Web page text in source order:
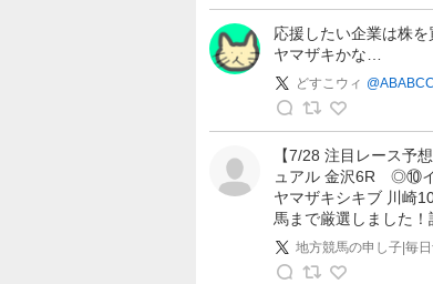
投
稿
の
投
稿
の
投
稿
ゆ
き
お
🔫
🍺
🎥
🐯
ど
応援したい企業は株
ヤマザキかな…
どすこウィ @
【7/28 注目レース
ュアル 金沢6R ◎⑩
ヤマザキシキブ 川崎
馬まで厳選しました
地方競馬の申し子|毎